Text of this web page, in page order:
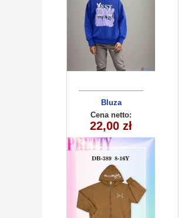
Bluza
dziecięca
290525-DB389
(8-16) 10szt
Cena netto:
22,00 zł